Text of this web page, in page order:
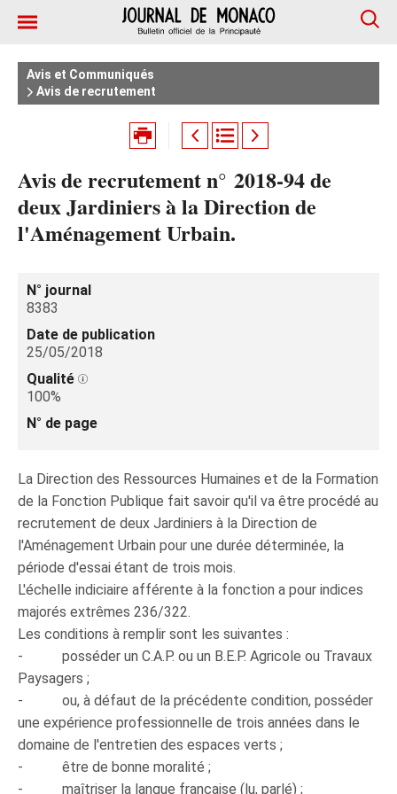
Avis et Communiqués
Avis de recrutement
Avis de recrutement n° 2018-94 de
deux Jardiniers à la Direction de
l'Aménagement Urbain.
N° journal
8383
Date de publication
25/05/2018
Qualité
100%
N° de page
La Direction des Ressources Humaines et de la Formation
de la Fonction Publique fait savoir qu'il va être procédé au
recrutement de deux Jardiniers à la Direction de
l'Aménagement Urbain pour une durée déterminée, la
période d'essai étant de trois mois.
L'échelle indiciaire afférente à la fonction a pour indices
majorés extrêmes 236/322.
Les conditions à remplir sont les suivantes :
- posséder un C.A.P. ou un B.E.P. Agricole ou Travaux
Paysagers ;
- ou, à défaut de la précédente condition, posséder
une expérience professionnelle de trois années dans le
domaine de l'entretien des espaces verts ;
- être de bonne moralité ;
- maîtriser la langue française (lu, parlé) ;